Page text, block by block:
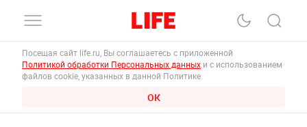
Посещая сайт life.ru, Вы соглашаетесь с приложенной
Политикой обработки Персональных данных и с использованием
файлов cookie, указанных в данной Политике.
ОК